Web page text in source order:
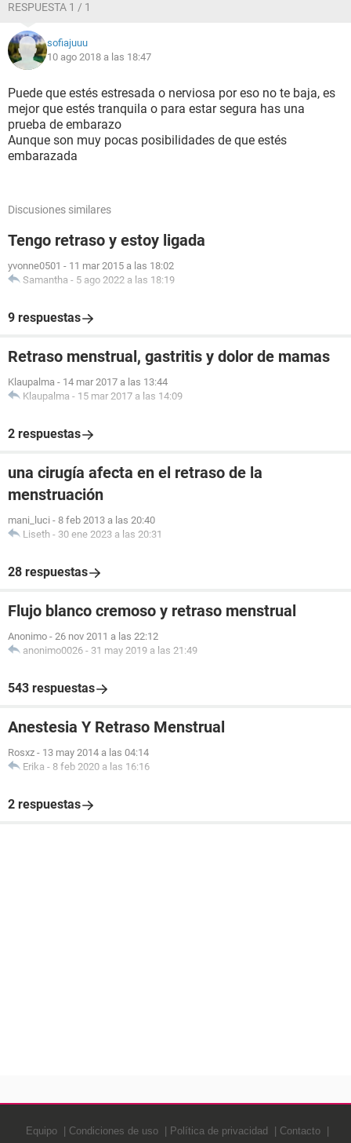
RESPUESTA 1 / 1
sofiajuuu
10 ago 2018 a las 18:47
Puede que estés estresada o nerviosa por eso no te baja, es
mejor que estés tranquila o para estar segura has una
prueba de embarazo
Aunque son muy pocas posibilidades de que estés
embarazada
Discusiones similares
Tengo retraso y estoy ligada
yvonne0501 - 11 mar 2015 a las 18:02
Samantha - 5 ago 2022 a las 18:19
9 respuestas
Retraso menstrual, gastritis y dolor de mamas
Klaupalma - 14 mar 2017 a las 13:44
Klaupalma - 15 mar 2017 a las 14:09
2 respuestas
una cirugía afecta en el retraso de la
menstruación
mani_luci - 8 feb 2013 a las 20:40
Liseth - 30 ene 2023 a las 20:31
28 respuestas
Flujo blanco cremoso y retraso menstrual
Anonimo - 26 nov 2011 a las 22:12
anonimo0026 - 31 may 2019 a las 21:49
543 respuestas
Anestesia Y Retraso Menstrual
Rosxz - 13 may 2014 a las 04:14
Erika - 8 feb 2020 a las 16:16
2 respuestas
Equipo Condiciones de uso Política de privacidad Contacto